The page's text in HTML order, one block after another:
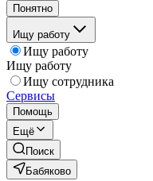
Понятно
Ищу работу
Ищу работу
Ищу работу
Ищу сотрудника
Сервисы
Помощь
Ещё
Поиск
Бабяково